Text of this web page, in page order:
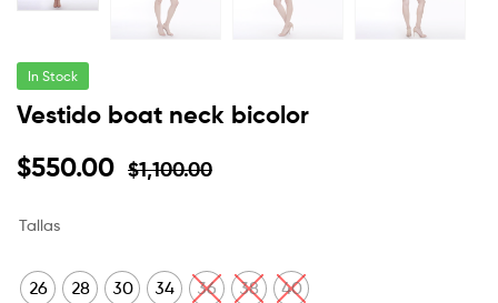
In Stock
Vestido boat neck bicolor
$1,100.00
$550.00
Tallas
26 28 30 34 36 38 40